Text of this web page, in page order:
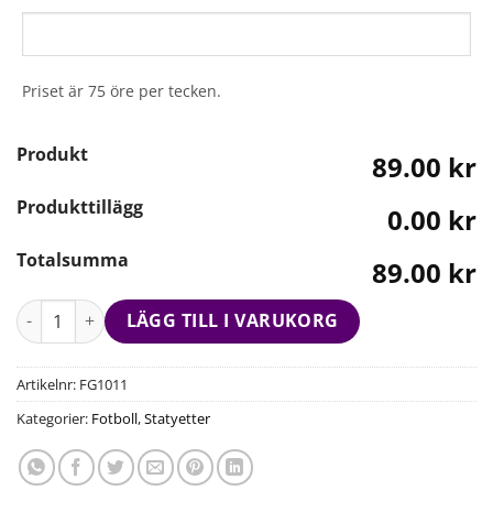
Priset är 75 öre per tecken.
Produkt 89.00 kr
Produkttillägg 0.00 kr
Totalsumma 89.00 kr
LÄGG TILL I VARUKORG
Artikelnr: FG1011
Kategorier: Fotboll,Statyetter